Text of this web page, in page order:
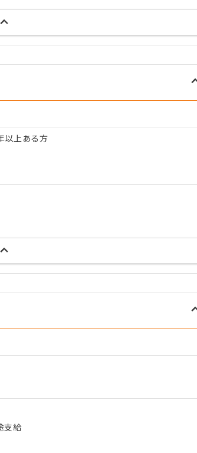
以上ある方
支給